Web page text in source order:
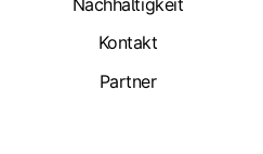
Kontakt
Partner